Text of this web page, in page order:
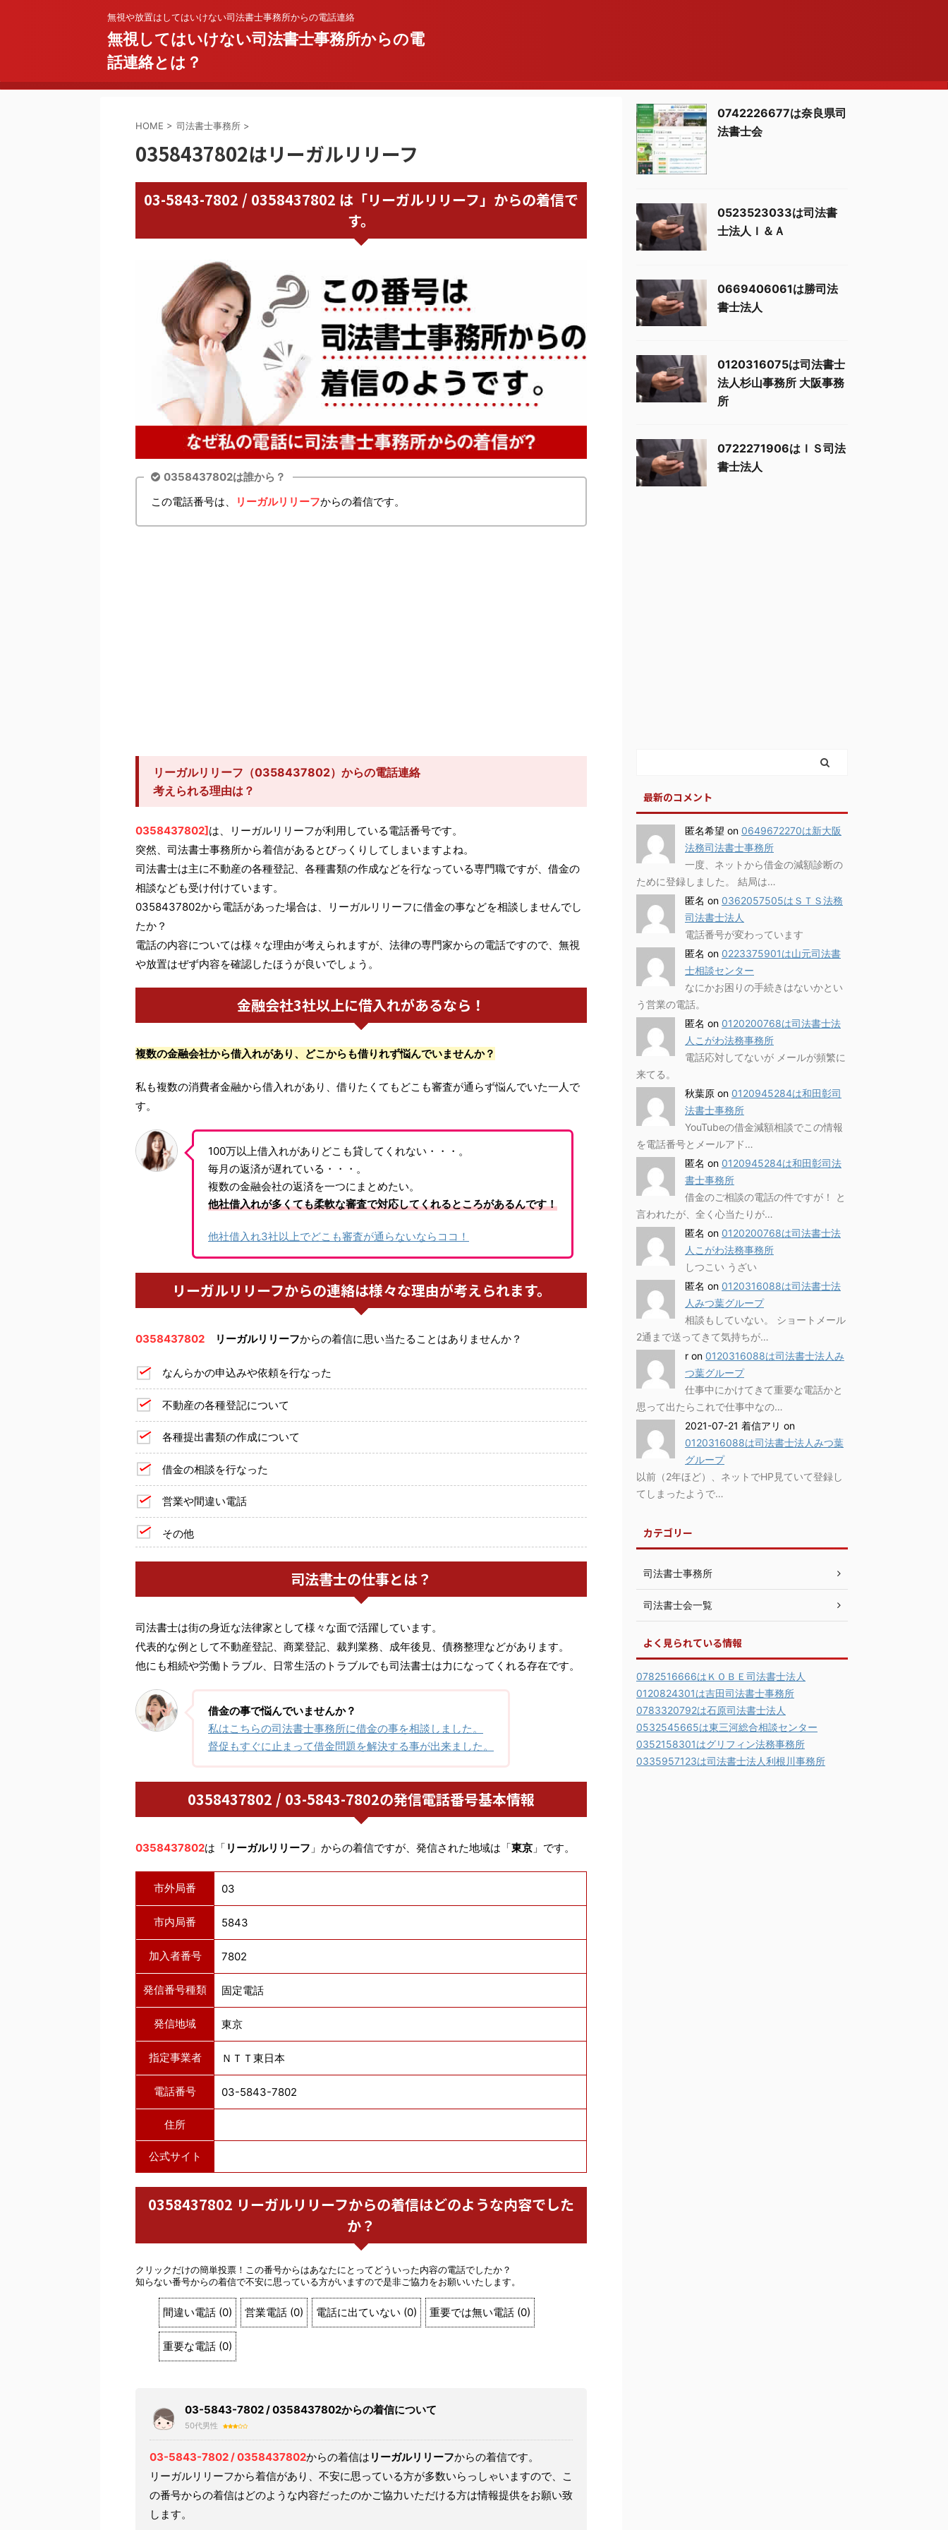
無視や放置はしてはいけない司法書士事務所からの電話連絡
無視してはいけない司法書士事務所からの電
話連絡とは？
HOME > 司法書士事務所 >
0358437802はリーガルリリーフ
03-5843-7802 / 0358437802 は「リーガルリリーフ」からの着信で
す。
0358437802は誰から？
この電話番号は、
リーガルリリーフからの着信です。
リーガルリリーフ（0358437802）からの電話連絡
考えられる理由は？
0358437802] は、リーガルリリーフが利用している電話番号です。
突然、司法書士事務所から着信があるとびっくりしてしまいますよね。
司法書士は主に不動産の各種登記、各種書類の作成などを行なっている専門職ですが、借金の
相談なども受け付けています。
0358437802から電話があった場合は、リーガルリリーフに借金の事などを相談しませんでし
たか？
電話の内容については様々な理由が考えられますが、法律の専門家からの電話ですので、無視
や放置はぜず内容を確認したほうが良いでしょう。
金融会社3社以上に借入れがあるなら！
複数の金融会社から借入れがあり、どこからも借りれず悩んでいませんか？
私も複数の消費者金融から借入れがあり、借りたくてもどこも審査が通らず悩んでいた一人で
す。
100万以上借入れがありどこも貸してくれない・・・。
毎月の返済が遅れている・・・。
複数の金融会社の返済を一つにまとめたい。
他社借入れが多くても柔軟な審査で対応してくれるところがあるんです！
他社借入れ3社以上でどこも審査が通らないならココ！
リーガルリリーフからの連絡は様々な理由が考えられます。
0358437802 リーガルリリーフからの着信に思い当たることはありませんか？
なんらかの申込みや依頼を行なった
不動産の各種登記について
各種提出書類の作成について
借金の相談を行なった
営業や間違い電話
その他
司法書士の仕事とは？
司法書士は街の身近な法律家として様々な面で活躍しています。
代表的な例として不動産登記、商業登記、裁判業務、成年後見、債務整理などがあります。
他にも相続や労働トラブル、日常生活のトラブルでも司法書士は力になってくれる存在です。
借金の事で悩んでいませんか？
私はこちらの司法書士事務所に借金の事を相談しました。
督促もすぐに止まって借金問題を解決する事が出来ました。
0358437802 / 03-5843-7802の発信電話番号基本情報
0358437802は「 リーガルリリーフ 」からの着信ですが、発信された地域は「東京 」です。
市外局番 03
市内局番 5843
加入者番号 7802
発信番号種類 固定電話
発信地域 東京
指定事業者 ＮＴＴ東日本
電話番号 03-5843-7802
住所
公式サイト
0358437802 リーガルリリーフからの着信はどのような内容でした
か？
クリックだけの簡単投票！この番号からはあなたにとってどういった内容の電話でしたか？
知らない番号からの着信で不安に思っている方がいますので是非ご協力をお願いいたします。
間違い電話 (0) 営業電話 (0) 電話に出ていない (0) 重要では無い電話 (0)
重要な電話 (0)
03-5843-7802 / 0358437802からの着信について
50代男性
03-5843-7802 / 0358437802からの着信は リーガルリリーフからの着信です。
リーガルリリーフから着信があり、不安に思っている方が多数いらっしゃいますので、こ
の番号からの着信はどのような内容だったのかご協力いただける方は情報提供をお願い致
します。
0742226677は奈良県司
法書士会
0523523033は司法書
士法人Ｉ＆Ａ
0669406061は勝司法
書士法人
0120316075は司法書士
法人杉山事務所 大阪事務
所
0722271906はＩＳ司法
書士法人
最新のコメント
匿名希望 on 0649672270は新大阪
法務司法書士事務所
一度、ネットから借金の減額診断の
ために登録しました。 結局は…
匿名 on 0362057505はＳＴＳ法務
司法書士法人
電話番号が変わっています
匿名 on 0223375901は山元司法書
士相談センター
なにかお困りの手続きはないかとい
う営業の電話。
匿名 on 0120200768は司法書士法
人こがわ法務事務所
電話応対してないが メールが頻繁に
来てる。
秋葉原 on 0120945284は和田彰司
法書士事務所
YouTubeの借金減額相談でこの情報
を電話番号とメールアド…
匿名 on 0120945284は和田彰司法
書士事務所
借金のご相談の電話の件ですが！ と
言われたが、全く心当たりが…
匿名 on 0120200768は司法書士法
人こがわ法務事務所
しつこい うざい
匿名 on 0120316088は司法書士法
人みつ葉グループ
相談もしていない。 ショートメール
2通まで送ってきて気持ちが…
r on 0120316088は司法書士法人み
つ葉グループ
仕事中にかけてきて重要な電話かと
思って出たらこれで仕事中なの…
2021-07-21 着信アリ on
0120316088は司法書士法人みつ葉
グループ
以前（2年ほど）、ネットでHP見ていて登録し
てしまったようで…
カテゴリー
司法書士事務所
司法書士会一覧
よく見られている情報
0782516666はＫＯＢＥ司法書士法人
0120824301は吉田司法書士事務所
0783320792は石原司法書士法人
0532545665は東三河総合相談センター
0352158301はグリフィン法務事務所
0335957123は司法書士法人利根川事務所